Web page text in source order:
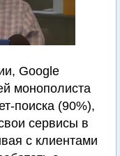
Google
монополиста
поиска (90%),
сервисы в
с клиентами